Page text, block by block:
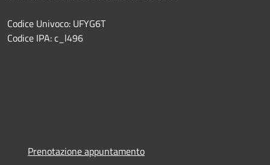
Codice Univoco: UFYG6T
Codice IPA: c_l496
Prenotazione appuntamento